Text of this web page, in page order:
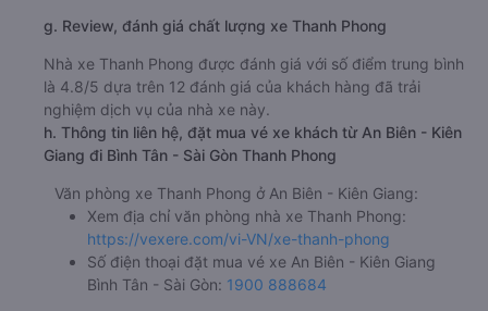
g. Review, đánh giá chất lượng xe Thanh Phong
Nhà xe Thanh Phong được đánh giá với số điểm trung bình
là 4.8/5 dựa trên 12 đánh giá của khách hàng đã trải
nghiệm dịch vụ của nhà xe này.
h. Thông tin liên hệ, đặt mua vé xe khách từ An Biên - Kiên
Giang đi Bình Tân - Sài Gòn Thanh Phong
Văn phòng xe Thanh Phong ở An Biên - Kiên Giang:
Xem địa chỉ văn phòng nhà xe Thanh Phong:
https://vexere.com/vi-VN/xe-thanh-phong
Số điện thoại đặt mua vé xe An Biên - Kiên Giang
Bình Tân - Sài Gòn: 1900 888684